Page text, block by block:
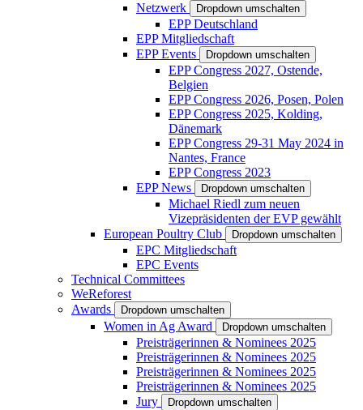
Netzwerk Dropdown umschalten
EPP Deutschland
EPP Mitgliedschaft
EPP Events
Dropdown umschalten
EPP Congress 2027, Ostende,
Belgien
EPP Congress 2026, Posen, Polen
EPP Congress 2025, Kolding,
Dänemark
EPP Congress 29-31 May 2024 in
Nantes, France
EPP Congress 2023
EPP News
Dropdown umschalten
Michael Riedl zum neuen
Vizepräsidenten der EVP gewählt
European Poultry Club
Dropdown umschalten
EPC Mitgliedschaft
EPC Events
Technical Committees
WeReforest
Awards
Dropdown umschalten
Women in Ag Award Dropdown umschalten
Preisträgerinnen & Nominees 2025
Preisträgerinnen & Nominees 2025
Preisträgerinnen & Nominees 2025
Preisträgerinnen & Nominees 2025
Jury
Dropdown umschalten